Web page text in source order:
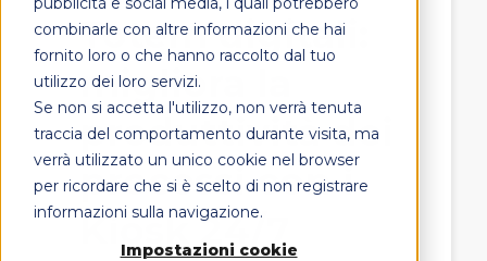
combinarle con altre informazioni che hai
fornito loro o che hanno raccolto dal tuo
utilizzo dei loro servizi.
Se non si accetta l'utilizzo, non verrà tenuta
traccia del comportamento durante visita, ma
verrà utilizzato un unico cookie nel browser
per ricordare che si è scelto di non registrare
informazioni sulla navigazione.
Impostazioni cookie
FOCUS
CONTATTI
Totem digitali:
migliora la
produttività dei
processi con i
Kiosk 24/7